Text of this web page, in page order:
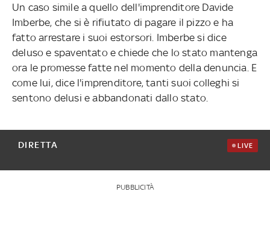
Un caso simile a quello dell'imprenditore Davide
Imberbe, che si è rifiutato di pagare il pizzo e ha
fatto arrestare i suoi estorsori. Imberbe si dice
deluso e spaventato e chiede che lo stato mantenga
ora le promesse fatte nel momento della denuncia. E
come lui, dice l'imprenditore, tanti suoi colleghi si
sentono delusi e abbandonati dallo stato.
DIRETTA LIVE
PUBBLICITÀ